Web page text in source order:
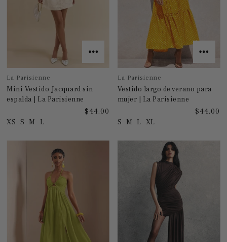
La Parisienne
Mini Vestido Jacquard sin
espalda | La Parisienne
$44.00
XS
S M L
La Parisienne
Vestido largo de verano para
mujer | La Parisienne
$44.00
S
M L XL